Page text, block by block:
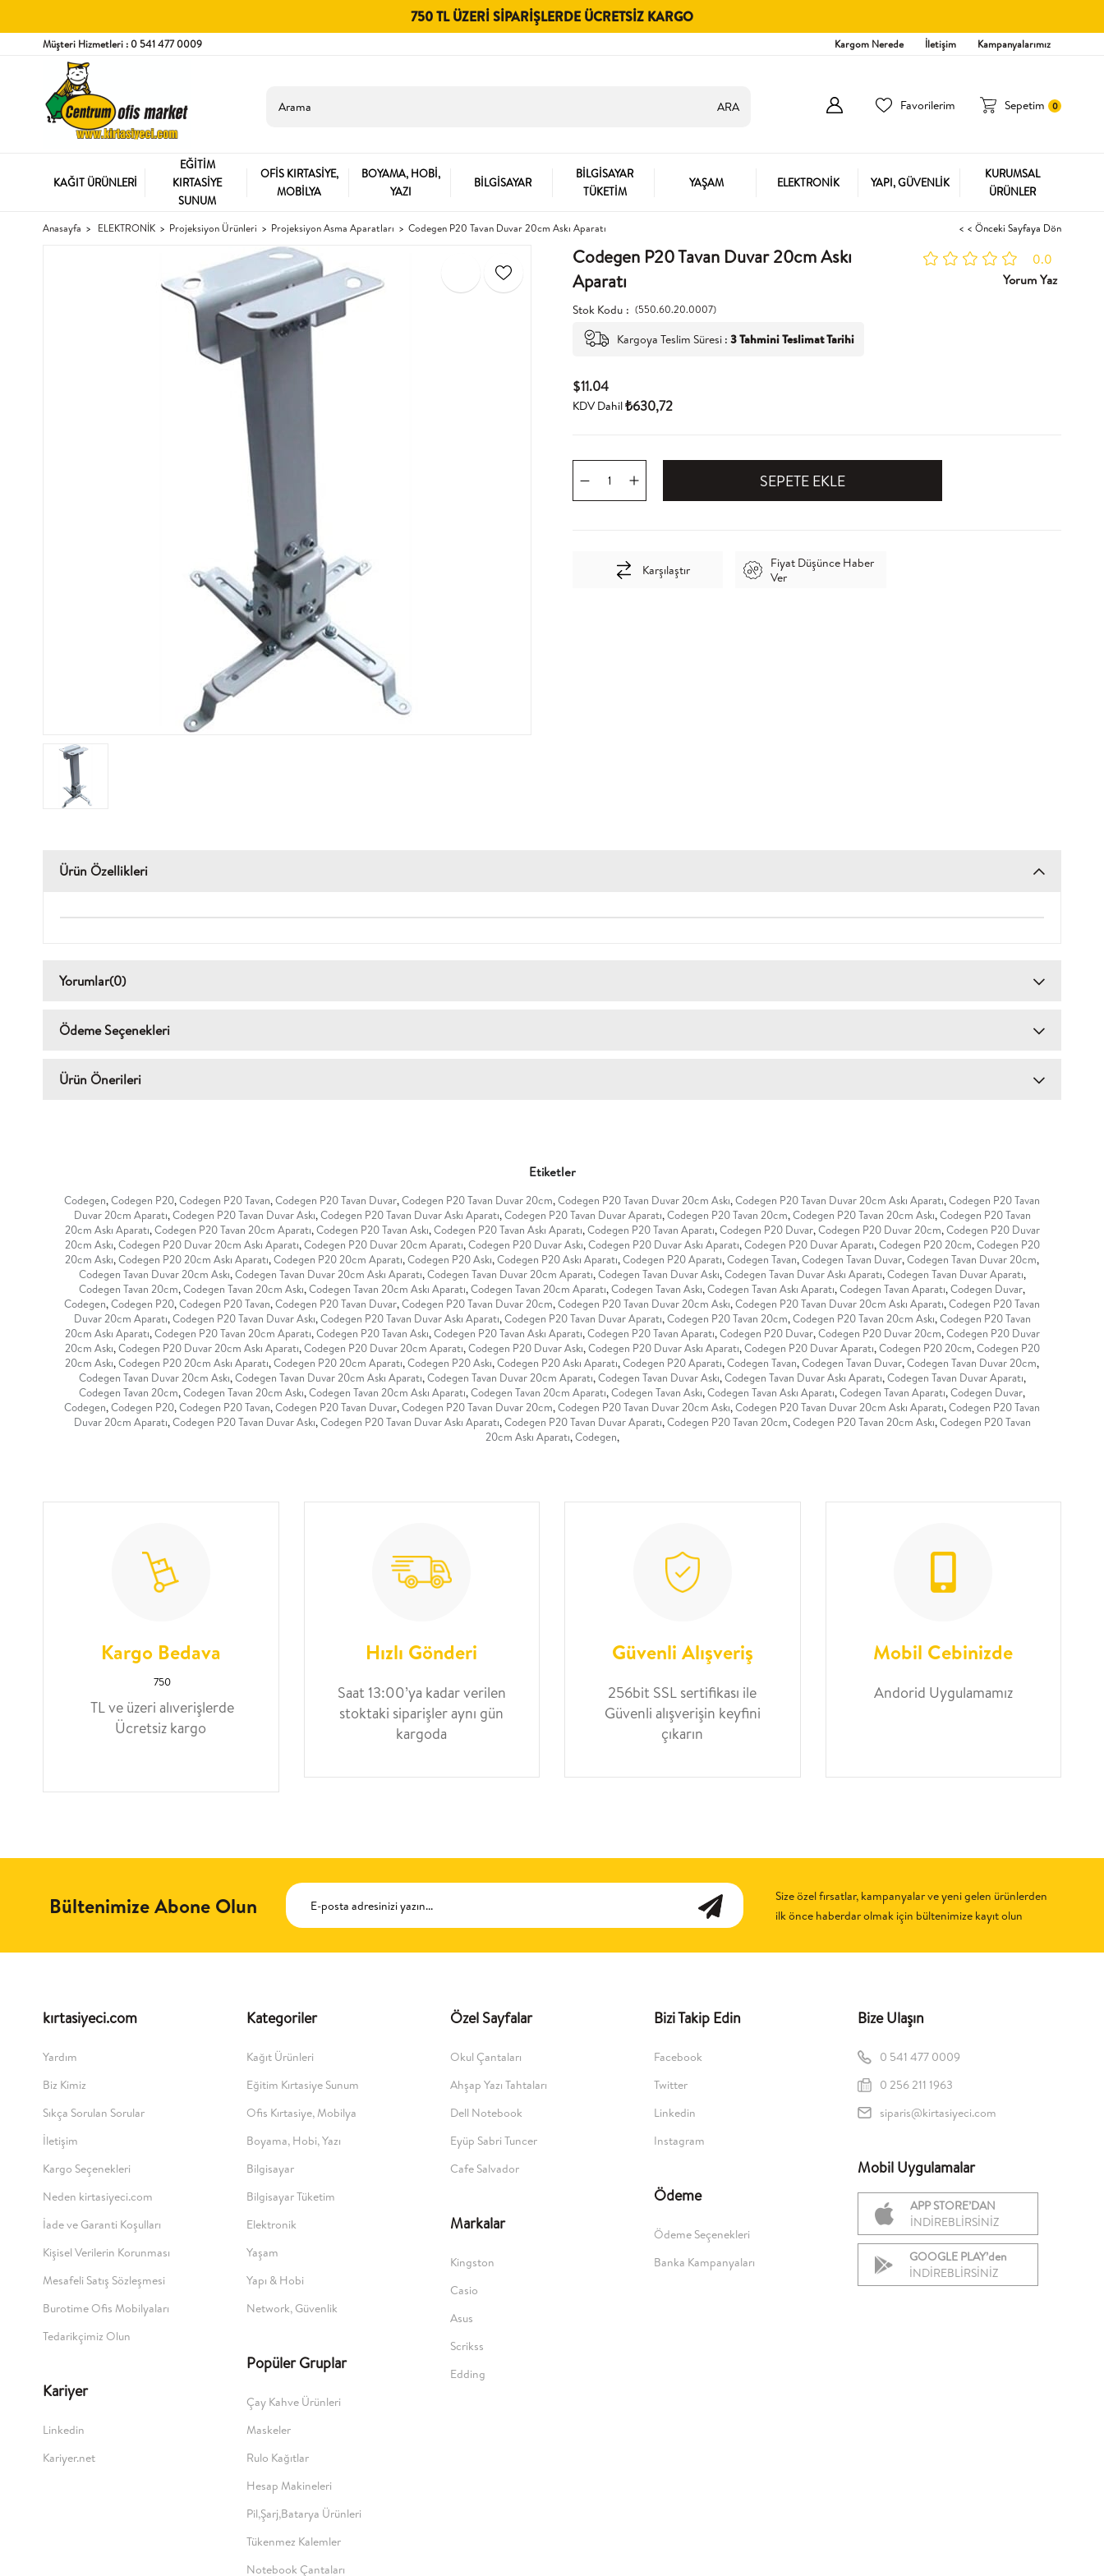
750 TL ÜZERI SIPARIŞLERDE ÜCRETSIZ KARGO
Müşteri Hizmetleri : 0 541 477 0009 Kargom Nerede İletişim Kampanyalarımız
Sepetim 0
Favorilerim
KAĞIT ÜRÜNLERİ
EĞİTİM
KIRTASİYE
SUNUM
OFİS KIRTASİYE,
MOBİLYA
BOYAMA, HOBİ,
YAZI
BİLGİSAYAR
BİLGİSAYAR
TÜKETİM
YAŞAM ELEKTRONİK YAPI, GÜVENLİK
KURUMSAL
ÜRÜNLER
Anasayfa ELEKTRONİK Projeksiyon Ürünleri Projeksiyon Asma Aparatları Codegen P20 Tavan Duvar 20cm Askı Aparatı < < Önceki Sayfaya Dön
Codegen P20 Tavan Duvar 20cm Askı
Aparatı
0.0
Yorum Yaz
Stok Kodu (550.60.20.0007)
Kargoya Teslim Süresi : 3 Tahmini Teslimat Tarihi
$11.04
KDV Dahil₺630,72
Karşılaştır
Fiyat Düşünce Haber
Ver
Ürün Özellikleri
Yorumlar(0)
Ödeme Seçenekleri
Ürün Önerileri
Etiketler
Codegen,Codegen P20,Codegen P20 Tavan,Codegen P20 Tavan Duvar,Codegen P20 Tavan Duvar 20cm,Codegen P20 Tavan Duvar 20cm Askı,Codegen P20 Tavan Duvar 20cm Askı Aparatı,Codegen P20 Tavan
Duvar 20cm Aparatı,Codegen P20 Tavan Duvar Askı,Codegen P20 Tavan Duvar Askı Aparatı,Codegen P20 Tavan Duvar Aparatı,Codegen P20 Tavan 20cm,Codegen P20 Tavan 20cm Askı,Codegen P20 Tavan
20cm Askı Aparatı,Codegen P20 Tavan 20cm Aparatı,Codegen P20 Tavan Askı,Codegen P20 Tavan Askı Aparatı,Codegen P20 Tavan Aparatı,Codegen P20 Duvar,Codegen P20 Duvar 20cm,Codegen P20 Duvar
20cm Askı,Codegen P20 Duvar 20cm Askı Aparatı,Codegen P20 Duvar 20cm Aparatı,Codegen P20 Duvar Askı,Codegen P20 Duvar Askı Aparatı,Codegen P20 Duvar Aparatı,Codegen P20 20cm,Codegen P20
20cm Askı,Codegen P20 20cm Askı Aparatı,Codegen P20 20cm Aparatı,Codegen P20 Askı,Codegen P20 Askı Aparatı,Codegen P20 Aparatı,Codegen Tavan,Codegen Tavan Duvar,Codegen Tavan Duvar 20cm,
Codegen Tavan Duvar 20cm Askı,Codegen Tavan Duvar 20cm Askı Aparatı,Codegen Tavan Duvar 20cm Aparatı,Codegen Tavan Duvar Askı,Codegen Tavan Duvar Askı Aparatı,Codegen Tavan Duvar Aparatı,
Codegen Tavan 20cm,Codegen Tavan 20cm Askı,Codegen Tavan 20cm Askı Aparatı,Codegen Tavan 20cm Aparatı,Codegen Tavan Askı,Codegen Tavan Askı Aparatı,Codegen Tavan Aparatı,Codegen Duvar,
Codegen,Codegen P20,Codegen P20 Tavan,Codegen P20 Tavan Duvar,Codegen P20 Tavan Duvar 20cm,Codegen P20 Tavan Duvar 20cm Askı,Codegen P20 Tavan Duvar 20cm Askı Aparatı,Codegen P20 Tavan
Duvar 20cm Aparatı,Codegen P20 Tavan Duvar Askı,Codegen P20 Tavan Duvar Askı Aparatı,Codegen P20 Tavan Duvar Aparatı,Codegen P20 Tavan 20cm,Codegen P20 Tavan 20cm Askı,Codegen P20 Tavan
20cm Askı Aparatı,Codegen P20 Tavan 20cm Aparatı,Codegen P20 Tavan Askı,Codegen P20 Tavan Askı Aparatı,Codegen P20 Tavan Aparatı,Codegen P20 Duvar,Codegen P20 Duvar 20cm,Codegen P20 Duvar
20cm Askı,Codegen P20 Duvar 20cm Askı Aparatı,Codegen P20 Duvar 20cm Aparatı,Codegen P20 Duvar Askı,Codegen P20 Duvar Askı Aparatı,Codegen P20 Duvar Aparatı,Codegen P20 20cm,Codegen P20
20cm Askı,Codegen P20 20cm Askı Aparatı,Codegen P20 20cm Aparatı,Codegen P20 Askı,Codegen P20 Askı Aparatı,Codegen P20 Aparatı,Codegen Tavan,Codegen Tavan Duvar,Codegen Tavan Duvar 20cm,
Codegen Tavan Duvar 20cm Askı,Codegen Tavan Duvar 20cm Askı Aparatı,Codegen Tavan Duvar 20cm Aparatı,Codegen Tavan Duvar Askı,Codegen Tavan Duvar Askı Aparatı,Codegen Tavan Duvar Aparatı,
Codegen Tavan 20cm,Codegen Tavan 20cm Askı,Codegen Tavan 20cm Askı Aparatı,Codegen Tavan 20cm Aparatı,Codegen Tavan Askı,Codegen Tavan Askı Aparatı,Codegen Tavan Aparatı,Codegen Duvar,
Codegen,Codegen P20,Codegen P20 Tavan,Codegen P20 Tavan Duvar,Codegen P20 Tavan Duvar 20cm,Codegen P20 Tavan Duvar 20cm Askı,Codegen P20 Tavan Duvar 20cm Askı Aparatı,Codegen P20 Tavan
Duvar 20cm Aparatı,Codegen P20 Tavan Duvar Askı,Codegen P20 Tavan Duvar Askı Aparatı,Codegen P20 Tavan Duvar Aparatı,Codegen P20 Tavan 20cm,Codegen P20 Tavan 20cm Askı,Codegen P20 Tavan
20cm Askı Aparatı,Codegen,
Kargo Bedava
750
TL ve üzeri alıverişlerde
Ücretsiz kargo
Hızlı Gönderi
Saat 13:00’ya kadar verilen
stoktaki siparişler aynı gün
kargoda
Güvenli Alışveriş
256bit SSL sertifikası ile
Güvenli alışverişin keyfini
çıkarın
Mobil Cebinizde
Andorid Uygulamamız
Bültenimize Abone Olun
Size özel fırsatlar, kampanyalar ve yeni gelen ürünlerden
ilk önce haberdar olmak için bültenimize kayıt olun
kırtasiyeci.com
Yardım
Biz Kimiz
Sıkça Sorulan Sorular
İletişim
Kargo Seçenekleri
Neden kirtasiyeci.com
İade ve Garanti Koşulları
Kişisel Verilerin Korunması
Mesafeli Satış Sözleşmesi
Burotime Ofis Mobilyaları
Tedarikçimiz Olun
Kariyer
Linkedin
Kariyer.net
Kategoriler
Kağıt Ürünleri
Eğitim Kırtasiye Sunum
Ofis Kırtasiye, Mobilya
Boyama, Hobi, Yazı
Bilgisayar
Bilgisayar Tüketim
Elektronik
Yaşam
Yapı & Hobi
Network, Güvenlik
Popüler Gruplar
Çay Kahve Ürünleri
Maskeler
Rulo Kağıtlar
Hesap Makineleri
Pil,Şarj,Batarya Ürünleri
Tükenmez Kalemler
Notebook Çantaları
Özel Sayfalar
Okul Çantaları
Ahşap Yazı Tahtaları
Dell Notebook
Eyüp Sabri Tuncer
Cafe Salvador
Markalar
Kingston
Casio
Asus
Scrikss
Edding
Bizi Takip Edin
Facebook
Twitter
Linkedin
Instagram
Ödeme
Ödeme Seçenekleri
Banka Kampanyaları
Bize Ulaşın
0 541 477 0009
0 256 211 1963
siparis@kirtasiyeci.com
Mobil Uygulamalar
APP STORE’DAN
İNDİREBLİRSİNİZ
GOOGLE PLAY’den
İNDİREBLİRSİNİZ